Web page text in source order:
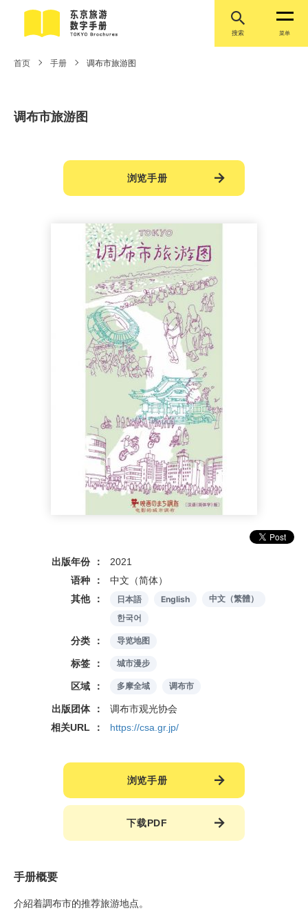
搜索 菜单
首页 手册 调布市旅游图
调布市旅游图
浏览手册
出版年份
2021
语种
中文（简体）
其他
日本語 English
中文（繁體）
한국어
分类 导览地图
标签 城市漫步
区域 多摩全域 调布市
出版团体
调布市观光协会
相关URL
https://csa.gr.jp/
浏览手册
下载PDF
手册概要
介紹着調布市的推荐旅游地点。